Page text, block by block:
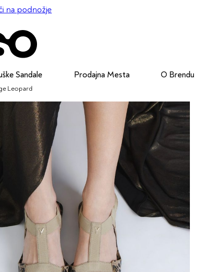
na podnožje
Sandale Prodajna Mesta O Brendu
Leopard